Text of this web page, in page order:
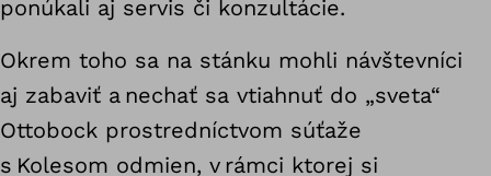
ponúkali aj servis či konzultácie.
Okrem toho sa na stánku mohli návštevníci
aj zabaviť a nechať sa vtiahnuť do „sveta“
Ottobock prostredníctvom súťaže
s Kolesom odmien, v rámci ktorej si